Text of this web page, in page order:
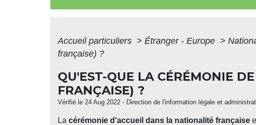
Accueil particuliers > Étranger - Europe >
française) ?
QU'EST-QUE LA CÉRÉMONIE
FRANÇAISE) ?
Vérifié le 24 Aug 2022 - Direction de l'information légale et
La cérémonie d'accueil dans la nationalité française